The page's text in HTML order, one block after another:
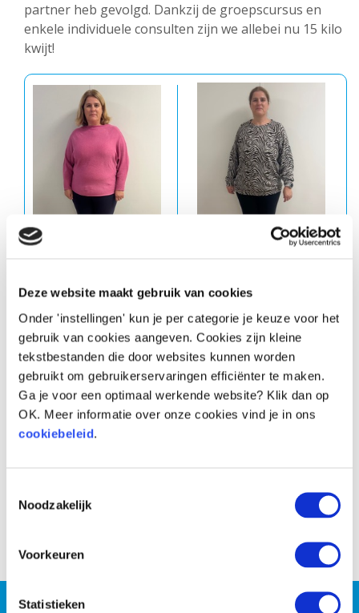
Deze website maakt gebruik van cookies
Onder 'instellingen' kun je per categorie je keuze voor het
gebruik van cookies aangeven. Cookies zijn kleine
tekstbestanden die door websites kunnen worden
gebruikt om gebruikerservaringen efficiënter te maken.
Ga je voor een optimaal werkende website? Klik dan op
OK. Meer informatie over onze cookies vind je in ons
cookiebeleid.
Noodzakelijk
Voorkeuren
Statistieken
partner heb gevolgd. Dankzij de groepscursus en
enkele individuele consulten zijn we allebei nu 15 kilo
kwijt!
Voor Na